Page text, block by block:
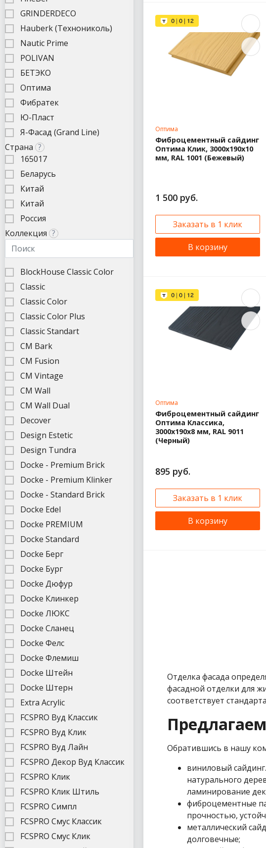
Оптима
Фиброцементный сайдинг
Оптима Клик, 3000x190x10
мм, RAL 1001 (Бежевый)
1 500 руб.
Заказать в 1 клик
В корзину
Оптима
Фиброцементный сайдинг
Оптима Классика,
3000x190x8 мм, RAL 9011
(Черный)
895 руб.
Заказать в 1 клик
В корзину
Отделка фасада
фасадной отделки для
соответствует
Обратившись в нашу
виниловый
натурального
ламинирование
фиброцементные
прочностью,
металлический
долговечные;
GRINDERDECO
Hauberk (Технониколь)
Nautic Prime
POLIVAN
БЕТЭКО
Оптима
Фибратек
Ю-Пласт
Я-Фасад (Grand Line)
Страна ?
165017
Беларусь
Китай
Китай
Россия
Коллекция ?
BlockHouse Classic Color
Classic
Classic Color
Classic Color Plus
Classic Standart
CM Bark
CM Fusion
CM Vintage
CM Wall
CM Wall Dual
Decover
Design Estetic
Design Tundra
Docke - Premium Brick
Docke - Premium Klinker
Docke - Standard Brick
Docke Edel
Docke PREMIUM
Docke Standard
Docke Берг
Docke Бург
Docke Дюфур
Docke Клинкер
Docke ЛЮКС
Docke Сланец
Docke Фелс
Docke Флемиш
Docke Штейн
Docke Штерн
Extra Acrylic
FCSPRO Вуд Классик
FCSPRO Вуд Клик
FCSPRO Вуд Лайн
FCSPRO Декор Вуд Классик
FCSPRO Клик
FCSPRO Клик Штиль
FCSPRO Симпл
FCSPRO Смус Классик
FCSPRO Смус Клик